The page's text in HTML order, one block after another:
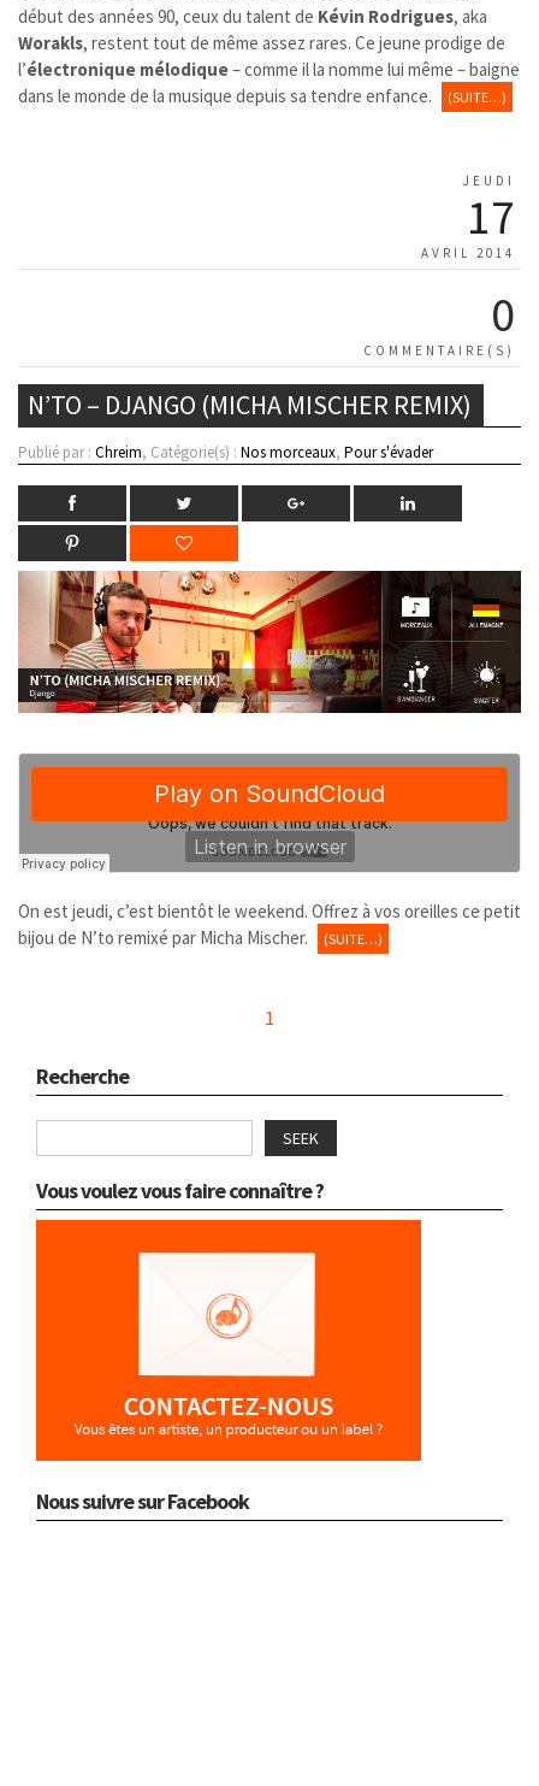
début des années 90, ceux du talent de Kévin Rodrigues, aka
Worakls, restent tout de même assez rares. Ce jeune prodige de
l’électronique mélodique– comme il la nomme lui même – baigne
dans le monde de la musique depuis sa tendre enfance.
(SUITE…)
JEUDI
17
AVRIL 2014
0
COMMENTAIRE(S)
N’TO – DJANGO (MICHA MISCHER REMIX)
Publié par : Chreim, Catégorie(s) : Nos morceaux, Pour s'évader
On est jeudi, c’est bientôt le weekend. Offrez à vos oreilles ce petit
bijou de N’to remixé par Micha Mischer.
(SUITE…)
1
Recherche
SEEK
Vous voulez vous faire connaître ?
Nous suivre sur Facebook